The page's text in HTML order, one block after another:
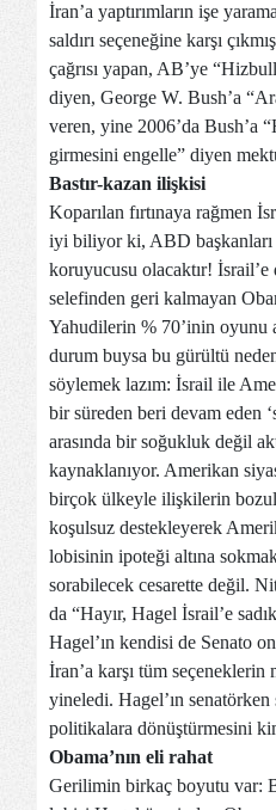
İran’a yaptırımların işe
saldırı seçeneğine karşı
çağrısı yapan, AB’ye
diyen, George W. Bush’a
veren, yine 2006’da Bush’a
girmesini engelle” diyen
Bastır-kazan ilişkisi
Koparılan fırtınaya rağmen
iyi biliyor ki, ABD başkanları
koruyucusu olacaktır! İsrail’e
selefinden geri kalmayan
Yahudilerin % 70’inin oyunu
durum buysa bu gürültü
söylemek lazım: İsrail ile
bir süreden beri devam eden
arasında bir soğukluk değil
kaynaklanıyor. Amerikan
birçok ülkeyle ilişkilerin
koşulsuz destekleyerek
lobisinin ipoteği altına
sorabilecek cesarette değil.
da “Hayır, Hagel İsrail’e
Hagel’ın kendisi de Senato
İran’a karşı tüm
yineledi. Hagel’ın
politikalara dönüştürmesini
Obama’nın eli rahat
Gerilimin birkaç boyutu var: